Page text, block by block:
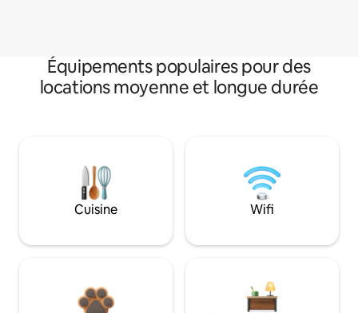
Équipements populaires pour des
locations moyenne et longue durée
Cuisine Wifi